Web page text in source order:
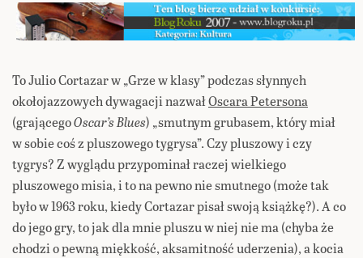
To Julio Cortazar w „Grze w klasy” podczas słynnych
okołojazzowych dywagacji nazwałOscara Petersona
(grającegoOscar’s Blues) „smutnym grubasem, który miał
w sobie coś z pluszowego tygrysa”. Czy pluszowy i czy
tygrys? Z wyglądu przypominał raczej wielkiego
pluszowego misia, i to na pewno nie smutnego (może tak
było w 1963 roku, kiedy Cortazar pisał swoją książkę?). A co
do jego gry, to jak dla mnie pluszu w niej nie ma (chyba że
chodzi o pewną miękkość, aksamitność uderzenia), a kocia